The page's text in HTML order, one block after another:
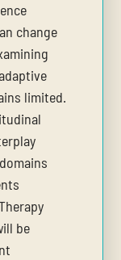
change
limited.
be